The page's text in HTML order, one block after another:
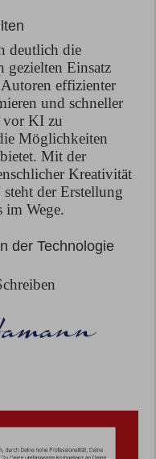
deutlich die
gezielten Einsatz
effizienter
und schneller
vor KI zu
Möglichkeiten
Mit der
Kreativität
der Erstellung
im Wege.
der Technologie